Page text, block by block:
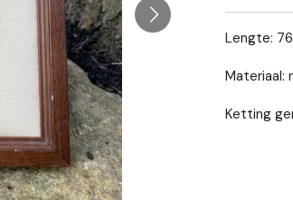
Lengte:
Materiaal:
Ketting